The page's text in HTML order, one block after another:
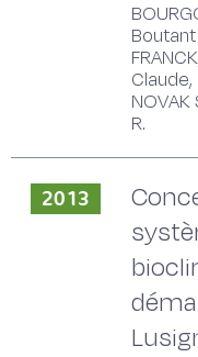
Boutant
Claude,
NOVAK
R.
2013